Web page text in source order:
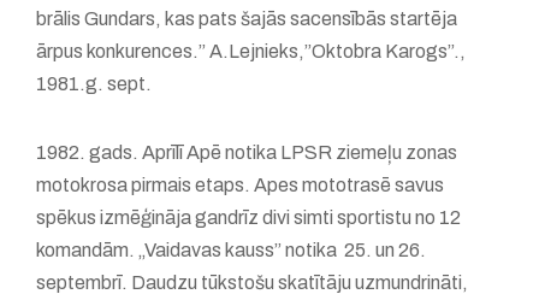
brālis Gundars, kas pats šajās sacensībās startēja
ārpus konkurences.” A.Lejnieks,”Oktobra Karogs”.,
1981.g. sept.
1982. gads. Aprīlī Apē notika LPSR ziemeļu zonas
motokrosa pirmais etaps. Apes mototrasē savus
spēkus izmēģināja gandrīz divi simti sportistu no 12
komandām. „Vaidavas kauss” notika 25. un 26.
septembrī. Daudzu tūkstošu skatītāju uzmundrināti,